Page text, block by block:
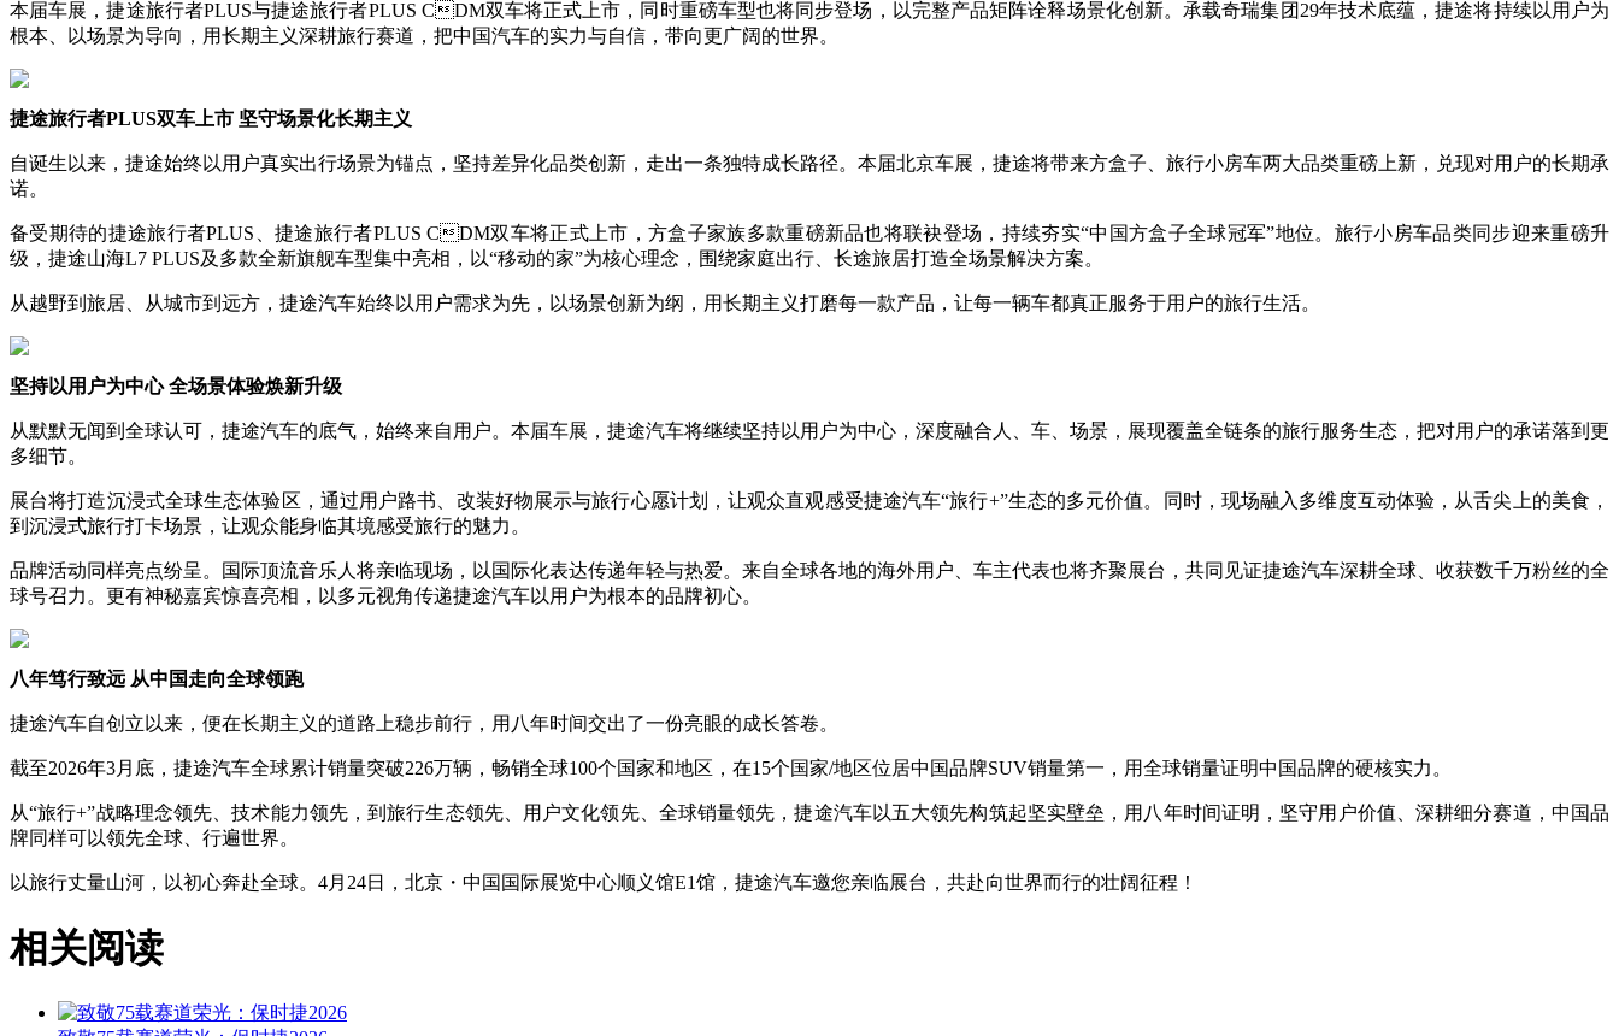
本届车展，捷途旅行者PLUS与捷途旅行者PLUS CDM双车将正式上市，同时重磅车型也将同步登场，以完整产品矩阵诠释场景化创新。承载奇瑞集团29年技术底蕴，捷途将持续以用户为
根本、以场景为导向，用长期主义深耕旅行赛道，把中国汽车的实力与自信，带向更广阔的世界。
捷途旅行者PLUS双车上市 坚守场景化长期主义
自诞生以来，捷途始终以用户真实出行场景为锚点，坚持差异化品类创新，走出一条独特成长路径。本届北京车展，捷途将带来方盒子、旅行小房车两大品类重磅上新，兑现对用户的长期承
诺。
备受期待的捷途旅行者PLUS、捷途旅行者PLUS CDM双车将正式上市，方盒子家族多款重磅新品也将联袂登场，持续夯实“中国方盒子全球冠军”地位。旅行小房车品类同步迎来重磅升
级，捷途山海L7 PLUS及多款全新旗舰车型集中亮相，以“移动的家”为核心理念，围绕家庭出行、长途旅居打造全场景解决方案。
从越野到旅居、从城市到远方，捷途汽车始终以用户需求为先，以场景创新为纲，用长期主义打磨每一款产品，让每一辆车都真正服务于用户的旅行生活。
坚持以用户为中心全场景体验焕新升级
从默默无闻到全球认可，捷途汽车的底气，始终来自用户。本届车展，捷途汽车将继续坚持以用户为中心，深度融合人、车、场景，展现覆盖全链条的旅行服务生态，把对用户的承诺落到更
多细节。
展台将打造沉浸式全球生态体验区，通过用户路书、改装好物展示与旅行心愿计划，让观众直观感受捷途汽车“旅行+”生态的多元价值。同时，现场融入多维度互动体验，从舌尖上的美食，
到沉浸式旅行打卡场景，让观众能身临其境感受旅行的魅力。
品牌活动同样亮点纷呈。国际顶流音乐人将亲临现场，以国际化表达传递年轻与热爱。来自全球各地的海外用户、车主代表也将齐聚展台，共同见证捷途汽车深耕全球、收获数千万粉丝的全
球号召力。更有神秘嘉宾惊喜亮相，以多元视角传递捷途汽车以用户为根本的品牌初心。
八年笃行致远 从中国走向全球领跑
捷途汽车自创立以来，便在长期主义的道路上稳步前行，用八年时间交出了一份亮眼的成长答卷。
截至2026年3月底，捷途汽车全球累计销量突破226万辆，畅销全球100个国家和地区，在15个国家/地区位居中国品牌SUV销量第一，用全球销量证明中国品牌的硬核实力。
从“旅行+”战略理念领先、技术能力领先，到旅行生态领先、用户文化领先、全球销量领先，捷途汽车以五大领先构筑起坚实壁垒，用八年时间证明，坚守用户价值、深耕细分赛道，中国品
牌同样可以领先全球、行遍世界。
以旅行丈量山河，以初心奔赴全球。4月24日，北京・中国国际展览中心顺义馆E1馆，捷途汽车邀您亲临展台，共赴向世界而行的壮阔征程！
相关阅读